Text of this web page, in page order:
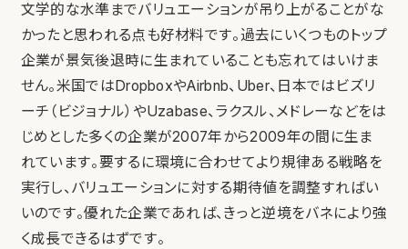
文学的な水準までバリュエーションが吊り上がることがな
かったと思われる点も好材料です。過去にいくつものトップ
企業が景気後退時に生まれていることも忘れてはいけま
せん。米国ではDropboxやAirbnb、Uber、日本ではビズリ
ーチ（ビジョナル）やUzabase、ラクスル、メドレーなどをは
じめとした多くの企業が2007年から2009年の間に生ま
れています。要するに環境に合わせてより規律ある戦略を
実行し、バリュエーションに対する期待値を調整すればい
いのです。優れた企業であれば、きっと逆境をバネにより強
く成長できるはずです。